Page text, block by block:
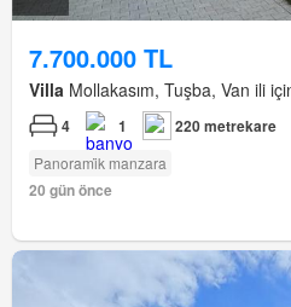
7.700.000 TL
Villa Mollakasım, Tuşba, Van ili
4 1 220 metrekare
Panorami̇k manzara
20 gün önce